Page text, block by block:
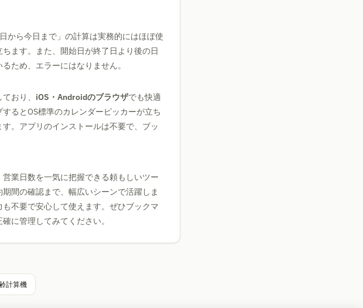
から今日まで」の計算は実務的にはほぼ使
ます。また、開始日が終了日より後の日
ため、エラーにはなりません。
おり、 iOS・Androidのブラウザでも快適
るとOS標準のカレンダーピッカーが立ち
。アプリのインストールは不要で、ブッ
業日数を一気に把握できる頼もしいツー
間の確認まで、幅広いシーンで活躍しま
不要で安心して使えます。ぜひブックマ
に管理してみてください。
計算機